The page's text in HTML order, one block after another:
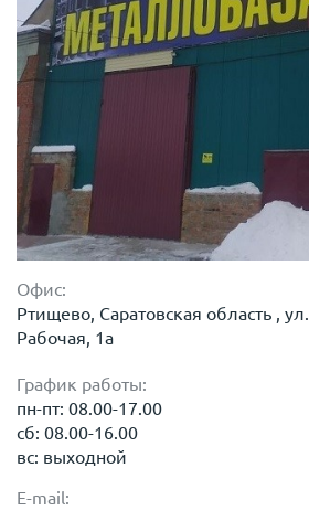
Офис:
Ртищево, Саратовская область , ул.
Рабочая, 1а
График работы:
пн-пт: 08.00-17.00
сб: 08.00-16.00
вс: выходной
E-mail: